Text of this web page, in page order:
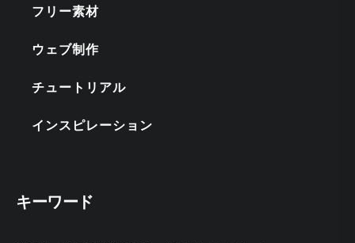
フリー素材
ウェブ制作
チュートリアル
インスピレーション
キーワード